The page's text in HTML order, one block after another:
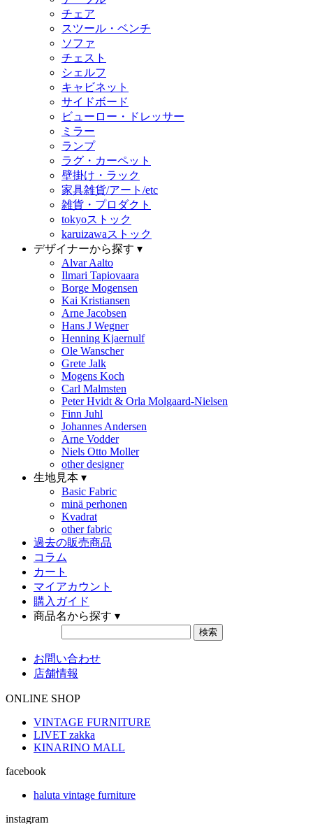
チェア
スツール・ベンチ
ソファ
チェスト
シェルフ
キャビネット
サイドボード
ビューロー・ドレッサー
ミラー
ランプ
ラグ・カーペット
壁掛け・ラック
家具雑貨/アート/etc
雑貨・プロダクト
tokyoストック
karuizawaストック
デザイナーから探す ▾
Alvar Aalto
Ilmari Tapiovaara
Borge Mogensen
Kai Kristiansen
Arne Jacobsen
Hans J Wegner
Henning Kjaernulf
Ole Wanscher
Grete Jalk
Mogens Koch
Carl Malmsten
Peter Hvidt & Orla Molgaard-Nielsen
Finn Juhl
Johannes Andersen
Arne Vodder
Niels Otto Moller
other designer
生地見本 ▾
Basic Fabric
minä perhonen
Kvadrat
other fabric
過去の販売商品
コラム
カート
マイアカウント
購入ガイド
商品名から探す ▾
お問い合わせ
店舗情報
ONLINE SHOP
VINTAGE FURNITURE
LIVET zakka
KINARINO MALL
facebook
haluta vintage furniture
instagram